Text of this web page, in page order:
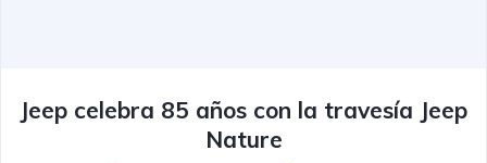
Jeep celebra 85 años con la travesía Jeep
Nature